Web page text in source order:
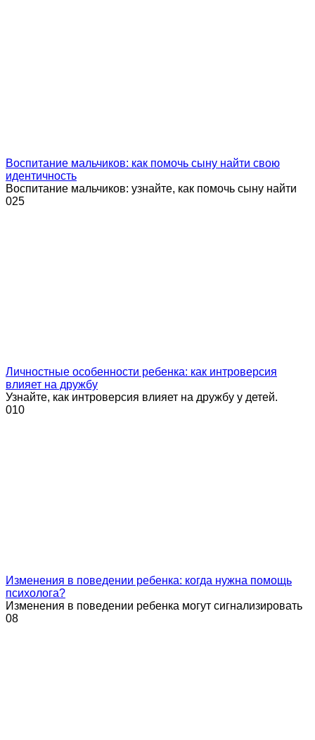
Воспитание мальчиков: как помочь сыну найти свою
идентичность
Воспитание мальчиков: узнайте, как помочь сыну найти
025
Личностные особенности ребенка: как интроверсия
влияет на дружбу
Узнайте, как интроверсия влияет на дружбу у детей.
010
Изменения в поведении ребенка: когда нужна помощь
психолога?
Изменения в поведении ребенка могут сигнализировать
08